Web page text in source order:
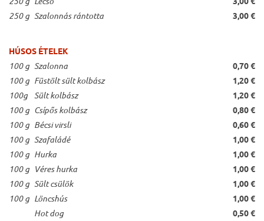
250 g Szalonnás rántotta 3,00 €
HÚSOS ÉTELEK
100 g Szalonna
0,70 €
100 g Füstölt sült kolbász
1,20 €
100g
Sült kolbász
1,20 €
100 g Csípős kolbász
0,80 €
100 g Bécsi virsli
0,60 €
100 g Szafaládé
1,00 €
100 g Hurka
1,00 €
100 g
Véres hurka
1,00 €
100 g Sült csülök
1,00 €
100 g Löncshús
1,00 €
Hot dog
0,50 €